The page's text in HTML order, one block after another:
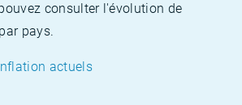
consulter l'évolution de
pays.
actuels